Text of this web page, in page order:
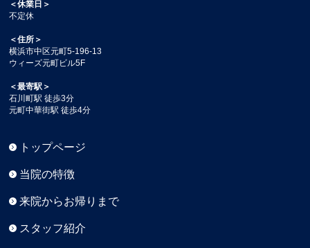
＜休業日＞
不定休
＜住所＞
横浜市中区元町5-196-13
ウィーズ元町ビル5F
＜最寄駅＞
石川町駅 徒歩3分
元町中華街駅 徒歩4分
トップページ
当院の特徴
来院からお帰りまで
スタッフ紹介